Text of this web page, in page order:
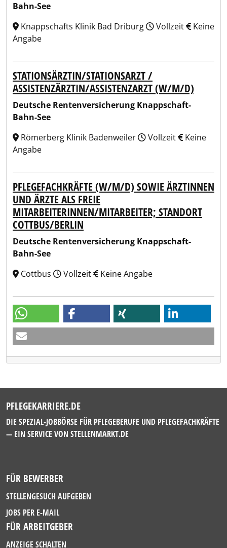
Bahn-See
Knappschafts Klinik Bad Driburg
Vollzeit
Keine
Angabe
STATIONSÄRZTIN/STATIONSARZT /
ASSISTENZÄRZTIN/ASSISTENZARZT (W/M/D)
Deutsche Rentenversicherung Knappschaft-
Bahn-See
Römerberg Klinik Badenweiler
Vollzeit
Keine
Angabe
PFLEGEFACHKRÄFTE (W/M/D) SOWIE ÄRZTINNEN
UND ÄRZTE ALS FREIE
MITARBEITERINNEN/MITARBEITER; STANDORT
COTTBUS/BERLIN
Deutsche Rentenversicherung Knappschaft-
Bahn-See
Cottbus
Vollzeit Keine Angabe
PFLEGEKARRIERE.DE
DIE SPEZIAL-JOBBÖRSE FÜR PFLEGEBERUFE UND PFLEGEFACHKRÄFTE
— EIN SERVICE VON STELLENMARKT.DE
FÜR BEWERBER
STELLENGESUCH AUFGEBEN
JOBS PER E-MAIL
FÜR ARBEITGEBER
ANZEIGE SCHALTEN